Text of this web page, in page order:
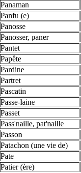
Panaman
Panfu (e)
Panosse
Panosser, paner
Pantet
Papête
Pardine
Partret
Pascatin
Passe-laine
Passet
Pass'naille, pat'naille
Passon
Patachon (une vie de)
Pate
Patier (ère)